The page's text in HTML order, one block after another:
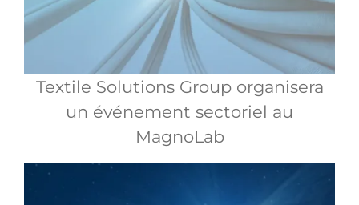
Textile Solutions Group organisera
un événement sectoriel au
MagnoLab